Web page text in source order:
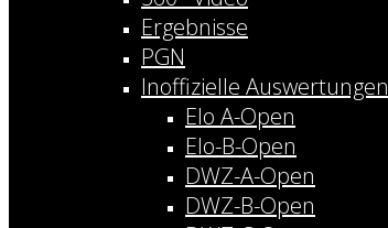
Ergebnisse
PGN
Inoffizielle Auswertungen
Elo A-Open
Elo-B-Open
DWZ-A-Open
DWZ-B-Open